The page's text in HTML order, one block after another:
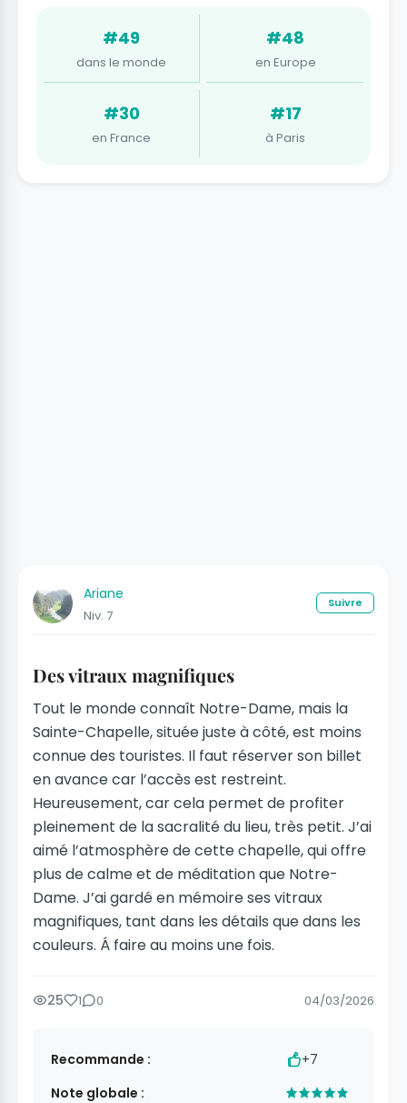
#49
dans le monde
#48
en Europe
#30
en France
#17
à Paris
Ariane
Niv. 7
Suivre
Des vitraux magnifiques
Tout le monde connaît Notre-Dame, mais la
Sainte-Chapelle, située juste à côté, est moins
connue des touristes. Il faut réserver son billet
en avance car l’accès est restreint.
Heureusement, car cela permet de profiter
pleinement de la sacralité du lieu, très petit. J’ai
aimé l’atmosphère de cette chapelle, qui offre
plus de calme et de méditation que Notre-
Dame. J’ai gardé en mémoire ses vitraux
magnifiques, tant dans les détails que dans les
couleurs. Á faire au moins une fois.
25 1 0 04/03/2026
Recommande :
+7
Note globale :